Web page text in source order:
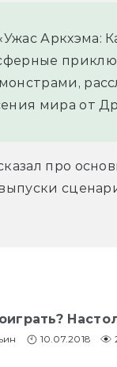
Аркхэма:
мира от
про
10.07.2018